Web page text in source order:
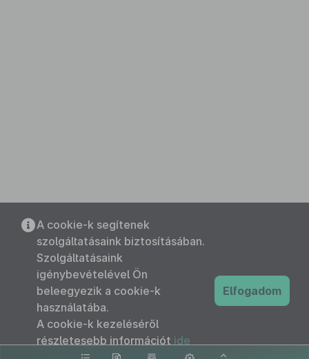
A cookie-k segítenek
szolgáltatásaink biztosításában.
Szolgáltatásaink
igénybevételével Ön
beleegyezik a cookie-k
használatába.
A cookie-k kezeléséről
részletesebb információt ide
Elfogadom